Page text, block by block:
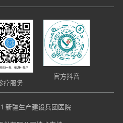
疗服务
官方抖音
疆生产建设兵团医院